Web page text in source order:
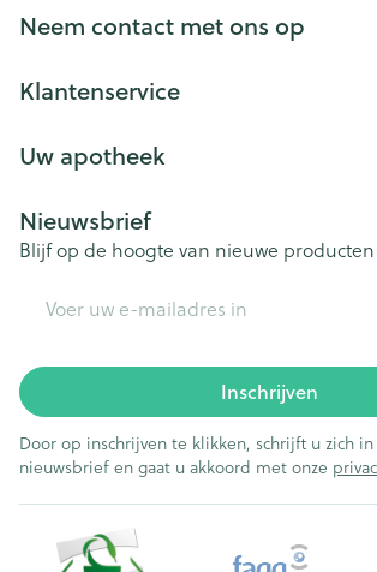
Neem contact met ons op
Klantenservice
Uw apotheek
Nieuwsbrief
Blijf op de hoogte van nieuwe
Inschrijven
Door op inschrijven te klikken, schrijft u zich in
nieuwsbrief en gaat u akkoord met onze